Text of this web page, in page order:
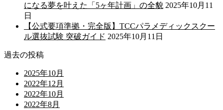
になる夢を叶えた「5ヶ年計画」の全貌 2025年10月11
日
【公式要項準拠・完全版】TCCパラメディックスクー
ル選抜試験 突破ガイド 2025年10月11日
過去の投稿
2025年10月
2022年12月
2022年10月
2022年8月